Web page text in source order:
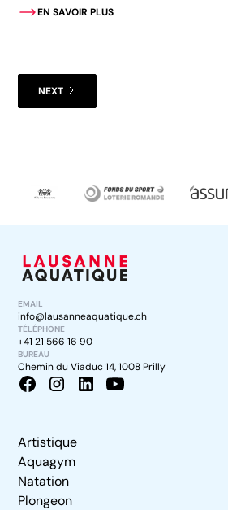
EN SAVOIR PLUS
NEXT
EMAIL
info@lausanneaquatique.ch
TÉLÉPHONE
+41 21 566 16 90
BUREAU
Chemin du Viaduc 14, 1008 Prilly
Artistique
Aquagym
Natation
Plongeon